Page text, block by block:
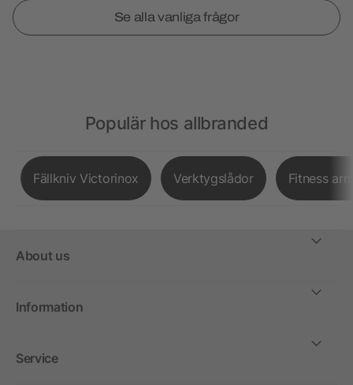
Se alla vanliga frågor
Populär hos allbranded
Fällkniv Victorinox Verktygslådor Fitness
About us
Information
Service